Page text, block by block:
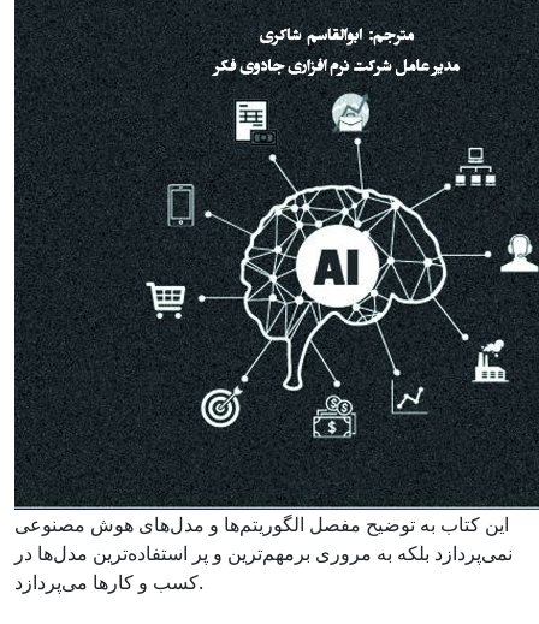
این کتاب به توضیح مفصل الگوریتم‌ها و مدل‌های هوش مصنوعی
نمی‌پردازد بلکه به مروری برمهم‌ترین و پر استفاده‌ترین مدل‌ها در
کسب ‌و کارها می‌پردازد.